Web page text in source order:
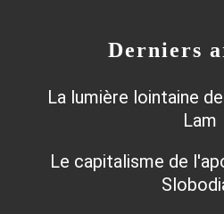
Derniers
La lumière lointaine
Lam
Le capitalisme de